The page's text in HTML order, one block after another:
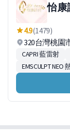
怡康
4.9(1479)
320台灣桃園
CAPRI 藍雷射
EMSCULPT NEO